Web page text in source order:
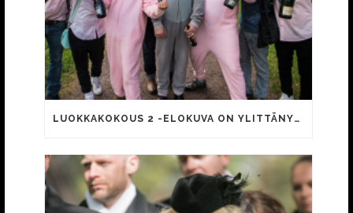
LUOKKAKOKOUS 2 -ELOKUVA ON YLITTÄNYT 200 000 KATSOJAN RAJAPYYKIN